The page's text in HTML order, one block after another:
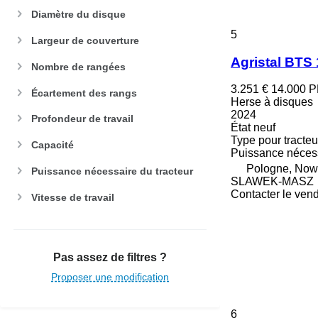
Diamètre du disque
Largeur de couverture
Nombre de rangées
Écartement des rangs
Profondeur de travail
Capacité
Puissance nécessaire du tracteur
Vitesse de travail
Pas assez de filtres ?
Proposer une modification
5
Agristal BTS
3.251 € 14.000
Herse à disques
2024
Étatneuf
Type pour
Puissance
Pologne,
SLAWEK-MASZ
Contacter le
6